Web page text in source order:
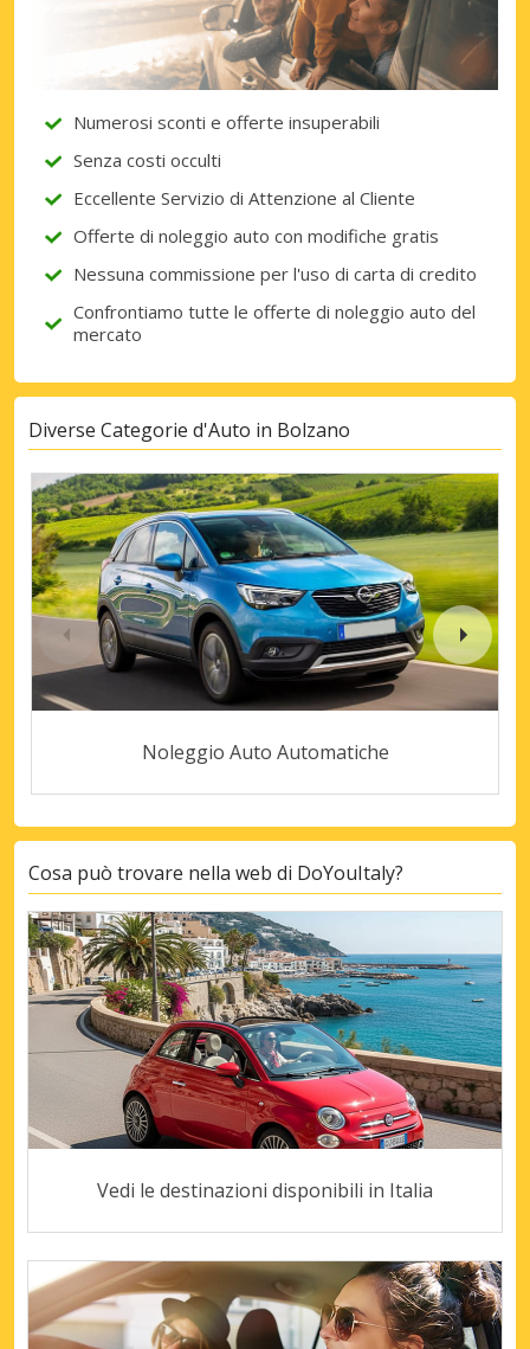
Numerosi sconti e offerte insuperabili
Senza costi occulti
Eccellente Servizio di Attenzione al Cliente
Offerte di noleggio auto con modifiche gratis
Nessuna commissione per l'uso di carta di credito
Confrontiamo tutte le offerte di noleggio auto del
mercato
Diverse Categorie d'Auto in Bolzano
Noleggio Auto Automatiche
Cosa può trovare nella web di DoYouItaly?
Vedi le destinazioni disponibili in Italia